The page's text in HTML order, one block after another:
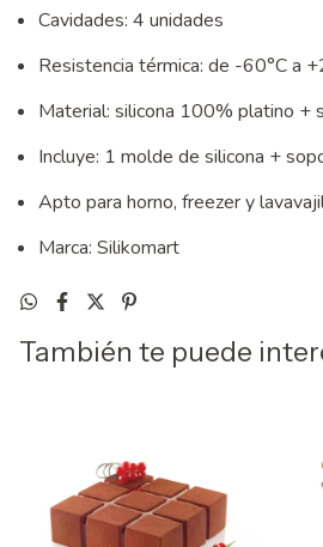
Cavidades: 4 unidades
Resistencia térmica: de -60°C a
Material: silicona 100% platino +
Incluye: 1 molde de silicona +
Apto para horno, freezer y
Marca: Silikomart
También te puede